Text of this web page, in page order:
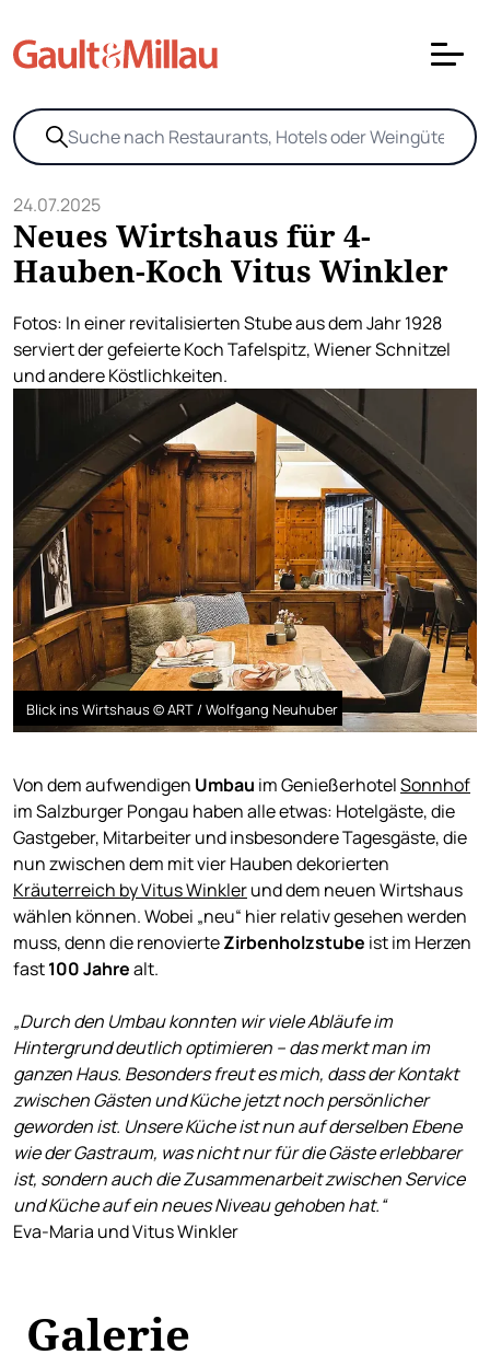
24.07.2025
Neues Wirtshaus für 4-
Hauben-Koch Vitus Winkler
Fotos: In einer revitalisierten Stube aus dem Jahr 1928
serviert der gefeierte Koch Tafelspitz, Wiener Schnitzel
und andere Köstlichkeiten.
Blick ins Wirtshaus © ART / Wolfgang Neuhuber
Von dem aufwendigen Umbau im GenießerhotelSonnhof
im Salzburger Pongau haben alle etwas: Hotelgäste, die
Gastgeber, Mitarbeiter und insbesondere Tagesgäste, die
nun zwischen dem mit vier Hauben dekorierten
Kräuterreich by Vitus Winklerund dem neuen Wirtshaus
wählen können. Wobei „neu“ hier relativ gesehen werden
muss, denn die renovierteZirbenholzstube ist im Herzen
fast100 Jahrealt.
„Durch den Umbau konnten wir viele Abläufe im
Hintergrund deutlich optimieren – das merkt man im
ganzen Haus. Besonders freut es mich, dass der Kontakt
zwischen Gästen und Küche jetzt noch persönlicher
geworden ist. Unsere Küche ist nun auf derselben Ebene
wie der Gastraum, was nicht nur für die Gäste erlebbarer
ist, sondern auch die Zusammenarbeit zwischen Service
und Küche auf ein neues Niveau gehoben hat.“
Eva-Maria und Vitus Winkler
Galerie